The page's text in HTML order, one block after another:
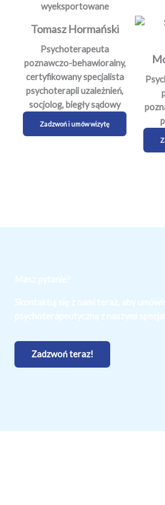
Tomasz Hormański
Psychoterapeuta
poznawczo-behawioralny,
certyfikowany specjalista
psychoterapii uzależnień,
socjolog, biegły sądowy
Zadzwoń i umów wizytę
Masz pytanie?
Skontaktuj się z nami teraz, aby
psychoterapeutyczną z naszymi
Zadzwoń teraz!